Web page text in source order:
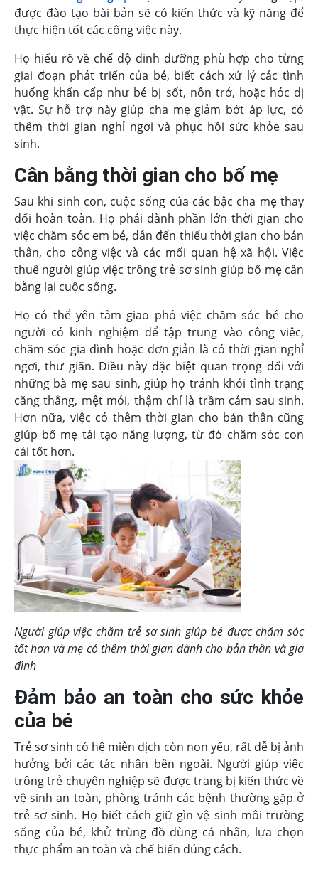
được đào tạo bài bản sẽ có kiến thức và kỹ năng để
thực hiện tốt các công việc này.
Họ hiểu rõ về chế độ dinh dưỡng phù hợp cho từng
giai đoạn phát triển của bé, biết cách xử lý các tình
huống khẩn cấp như bé bị sốt, nôn trớ, hoặc hóc dị
vật. Sự hỗ trợ này giúp cha mẹ giảm bớt áp lực, có
thêm thời gian nghỉ ngơi và phục hồi sức khỏe sau
sinh.
Cân bằng thời gian cho bố mẹ
Sau khi sinh con, cuộc sống của các bậc cha mẹ thay
đổi hoàn toàn. Họ phải dành phần lớn thời gian cho
việc chăm sóc em bé, dẫn đến thiếu thời gian cho bản
thân, cho công việc và các mối quan hệ xã hội. Việc
thuê người giúp việc trông trẻ sơ sinh giúp bố mẹ cân
bằng lại cuộc sống.
Họ có thể yên tâm giao phó việc chăm sóc bé cho
người có kinh nghiệm để tập trung vào công việc,
chăm sóc gia đình hoặc đơn giản là có thời gian nghỉ
ngơi, thư giãn. Điều này đặc biệt quan trọng đối với
những bà mẹ sau sinh, giúp họ tránh khỏi tình trạng
căng thẳng, mệt mỏi, thậm chí là trầm cảm sau sinh.
Hơn nữa, việc có thêm thời gian cho bản thân cũng
giúp bố mẹ tái tạo năng lượng, từ đó chăm sóc con
cái tốt hơn.
Người giúp việc chăm trẻ sơ sinh giúp bé được chăm sóc
tốt hơn và mẹ có thêm thời gian dành cho bản thân và gia
đình
Đảm bảo an toàn cho sức khỏe
của bé
Trẻ sơ sinh có hệ miễn dịch còn non yếu, rất dễ bị ảnh
hưởng bởi các tác nhân bên ngoài. Người giúp việc
trông trẻ chuyên nghiệp sẽ được trang bị kiến thức về
vệ sinh an toàn, phòng tránh các bệnh thường gặp ở
trẻ sơ sinh. Họ biết cách giữ gìn vệ sinh môi trường
sống của bé, khử trùng đồ dùng cá nhân, lựa chọn
thực phẩm an toàn và chế biến đúng cách.